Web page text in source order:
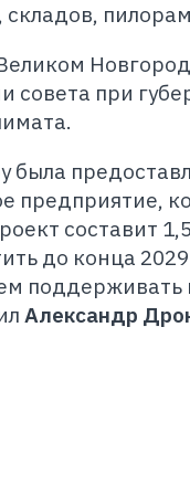
складов,
при
была
предприятие,
составит
до конца
поддерживать
Александр